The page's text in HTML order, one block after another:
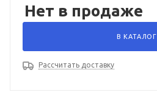
Нет в продаже
В КАТАЛОГ
Рассчитать доставку